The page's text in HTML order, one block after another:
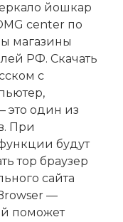
йошкар
center по
магазины
РФ. Скачать
с
это один из
При
будут
тор браузер
сайта
—
поможет